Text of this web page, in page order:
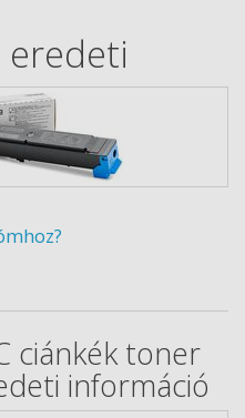
eredeti
ciánkék toner
információ